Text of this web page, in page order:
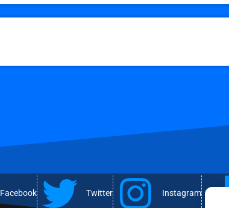
Facebook Twitter Instagram